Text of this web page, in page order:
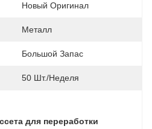
Новый Оригинал
Металл
Большой Запас
50 Шт./неделя
для переработки